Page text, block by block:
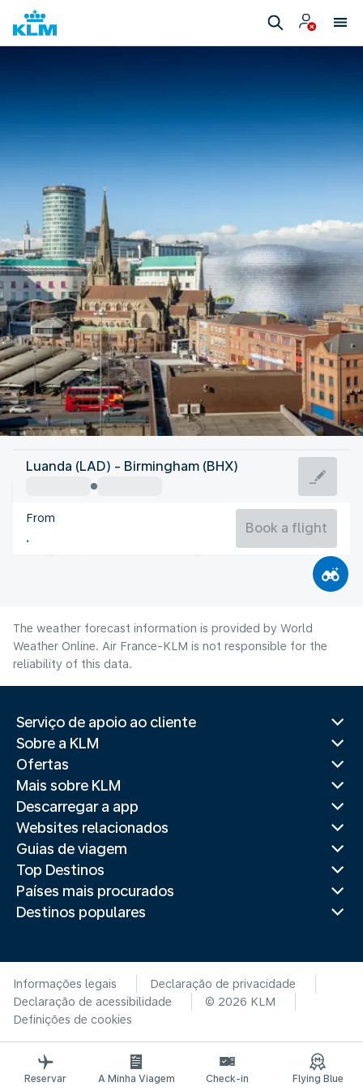
United Kingdom
Birmingham
United Kingdom
Luanda (LAD) - Birmingham (BHX)
From
Book a flight
The weather forecast information is provided by World
Weather Online. Air France-KLM is not responsible for the
reliability of this data.
Serviço de apoio ao cliente
Sobre a KLM
Ofertas
Mais sobre KLM
Descarregar a app
Websites relacionados
Guias de viagem
Top Destinos
Países mais procurados
Destinos populares
Informações legais
Declaração de privacidade
Declaração de acessibilidade
© 2026 KLM
Definições de cookies
Reservar A Minha Viagem Check-in Flying Blue